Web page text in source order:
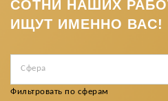
СОТНИ НАШИХ
ИЩУТ ИМЕННО ВАС!
Сфера
Фильтровать по сферам